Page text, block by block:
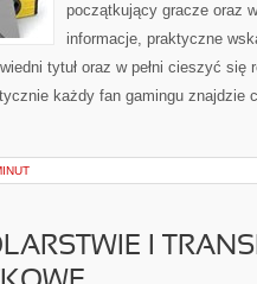
początkujący gracze oraz
informacje, praktyczne
tytuł oraz w pełni cieszyć
każdy fan gamingu znajdzie
I